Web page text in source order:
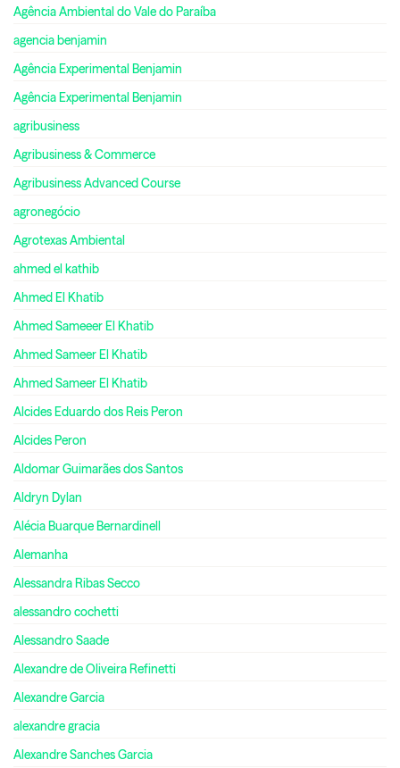
Agência Ambiental do Vale do Paraíba
agencia benjamin
Agência Experimental Benjamin
Agência Experimental Benjamin
agribusiness
Agribusiness & Commerce
Agribusiness Advanced Course
agronegócio
Agrotexas Ambiental
ahmed el kathib
Ahmed El Khatib
Ahmed Sameeer El Khatib
Ahmed Sameer El Khatib
Ahmed Sameer El Khatib
Alcides Eduardo dos Reis Peron
Alcides Peron
Aldomar Guimarães dos Santos
Aldryn Dylan
Alécia Buarque Bernardinell
Alemanha
Alessandra Ribas Secco
alessandro cochetti
Alessandro Saade
Alexandre de Oliveira Refinetti
Alexandre Garcia
alexandre gracia
Alexandre Sanches Garcia